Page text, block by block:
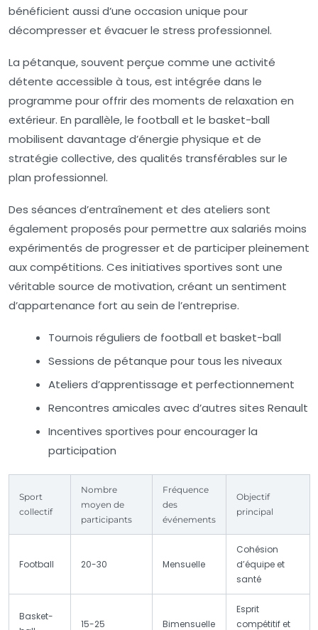
bénéficient aussi d’une occasion unique pour
décompresser et évacuer le stress professionnel.
La pétanque, souvent perçue comme une activité
détente accessible à tous, est intégrée dans le
programme pour offrir des moments de relaxation en
extérieur. En parallèle, le football et le basket-ball
mobilisent davantage d’énergie physique et de
stratégie collective, des qualités transférables sur le
plan professionnel.
Des séances d’entraînement et des ateliers sont
également proposés pour permettre aux salariés moins
expérimentés de progresser et de participer pleinement
aux compétitions. Ces initiatives sportives sont une
véritable source de motivation, créant un sentiment
d’appartenance fort au sein de l’entreprise.
Tournois réguliers de football et basket-ball
Sessions de pétanque pour tous les niveaux
Ateliers d’apprentissage et perfectionnement
Rencontres amicales avec d’autres sites Renault
Incentives sportives pour encourager la
participation
Sport
collectif
Nombre
moyen de
participants
Fréquence
des
événements
Objectif
principal
Football 20-30 Mensuelle
Cohésion
d’équipe et
santé
Basket-
15-25 Bimensuelle
Esprit
compétitif et